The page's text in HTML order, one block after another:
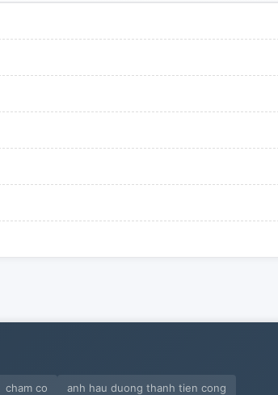
cham co
anh hau duong thanh tien cong